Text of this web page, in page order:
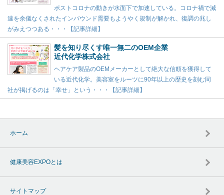
ポストコロナの動きが水面下で加速している。コロナ禍で減
速を余儀なくされたインバウンド需要もようやく規制が解かれ、復調の兆し
がみえつつある・・・【記事詳細】
髪を知り尽くす唯一無二のOEM企業
近代化学株式会社
ヘアケア製品のOEMメーカーとして絶大な信頼を獲得して
いる近代化学。美容室をルーツに90年以上の歴史を刻む同
社が掲げるのは「幸せ」という・・・【記事詳細】
ホーム
健康美容EXPOとは
サイトマップ